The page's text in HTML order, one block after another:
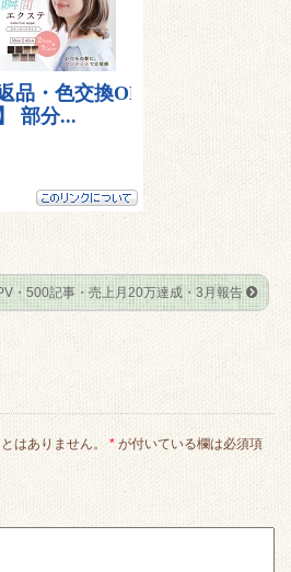
・500記事・売上月20万達成・3月報告
はありません。 * が付いている欄は必須項